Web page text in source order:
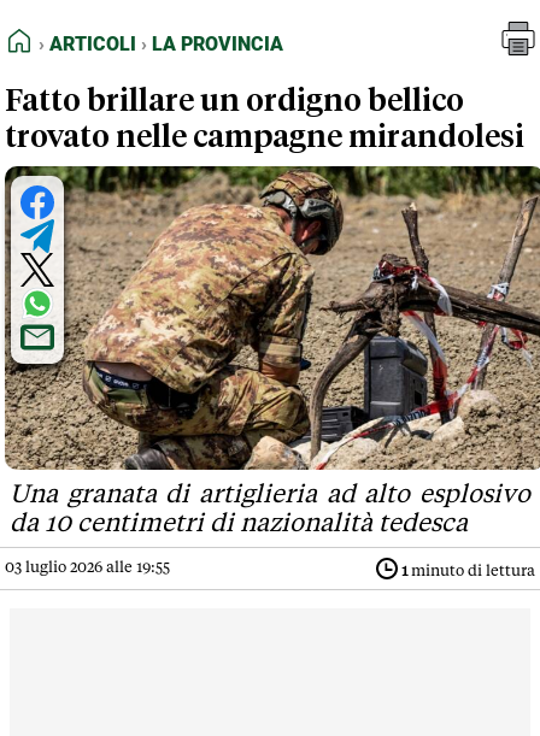
FEED RSS
NORMATIVE DEONTOLOGICHE
TERMINI e CONDIZIONI
Articoli
La Provincia
HOME
ARTICOLI LA PROVINCIA
Fatto brillare un ordigno bellico
trovato nelle campagne mirandolesi
Una granata di artiglieria ad alto esplosivo
da 10 centimetri di nazionalità tedesca
03 luglio 2026 alle 19:55 1minuto di lettura